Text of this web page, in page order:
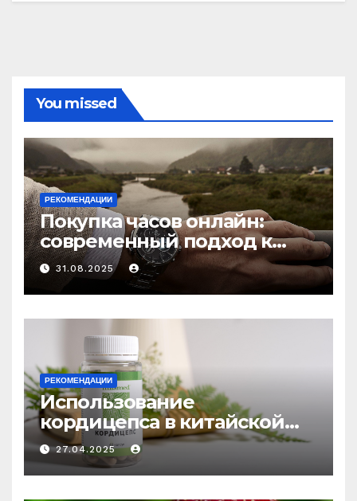
You missed
РЕКОМЕНДАЦИИ
Покупка часов онлайн:
современный подход к
выбору аксессуаров
31.08.2025
РЕКОМЕНДАЦИИ
Использование
кордицепса в китайской
медицине: природное
средство против усталости
и истощения
27.04.2025